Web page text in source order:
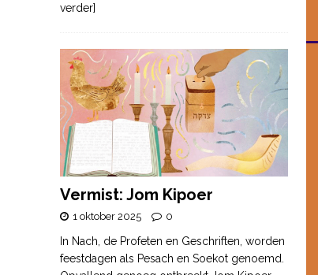
verder]
Vermist: Jom Kipoer
1 oktober 2025 0
In Nach, de Profeten en Geschriften, worden
feestdagen als Pesach en Soekot genoemd.